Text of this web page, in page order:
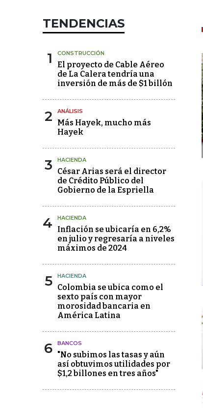
TENDENCIAS
1 CONSTRUCCIÓN
El proyecto de Cable Aéreo
de La Calera tendría una
inversión de más de $1 billón
2 ANÁLISIS
Más Hayek, mucho más
Hayek
3 HACIENDA
César Arias será el director
de Crédito Público del
Gobierno de la Espriella
4 HACIENDA
Inflación se ubicaría en 6,2%
en julio y regresaría a niveles
máximos de 2024
5 HACIENDA
Colombia se ubica como el
sexto país con mayor
morosidad bancaria en
América Latina
6 BANCOS
"No subimos las tasas y aún
así obtuvimos utilidades por
$1,2 billones en tres años"